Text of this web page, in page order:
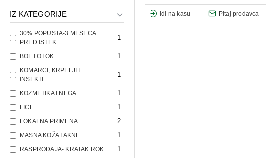
IZ KATEGORIJE
30% POPUSTA-3 MESECA
PRED ISTEK
1
BOL I OTOK 1
KOMARCI, KRPELJI I
INSEKTI
1
KOZMETIKA I NEGA 1
LICE 1
LOKALNA PRIMENA 2
MASNA KOŽA I AKNE 1
RASPRODAJA- KRATAK ROK 1
Idi na kasu Pitaj prodavca